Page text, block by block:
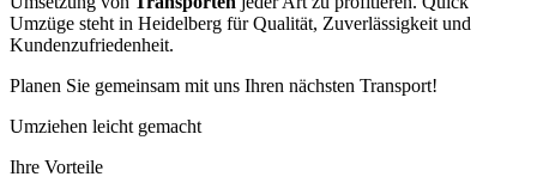
Umzüge steht in Heidelberg für Qualität, Zuverlässigkeit und
Kundenzufriedenheit.
Planen Sie gemeinsam mit uns Ihren nächsten Transport!
Umziehen leicht gemacht
Ihre Vorteile